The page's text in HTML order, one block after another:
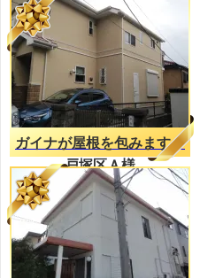
ガイナが屋根を包みます。
戸塚区Ａ様